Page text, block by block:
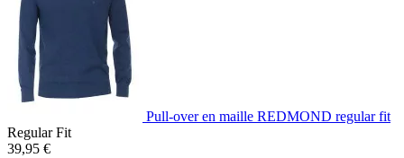
Pull-over en maille REDMOND regular fit
Regular Fit
39,95 €